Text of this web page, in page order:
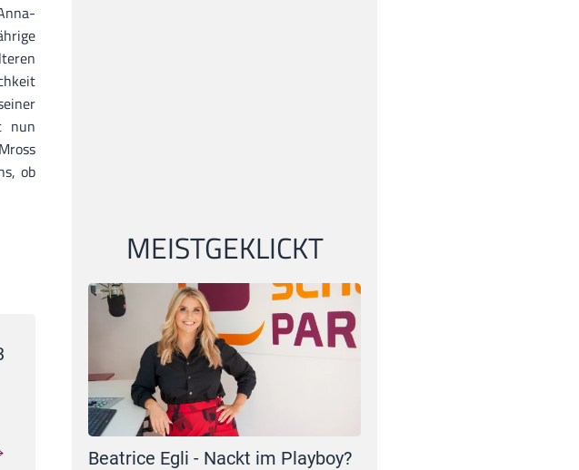
nun
ob
MEISTGEKLICKT
Beatrice Egli - Nackt im Playboy?